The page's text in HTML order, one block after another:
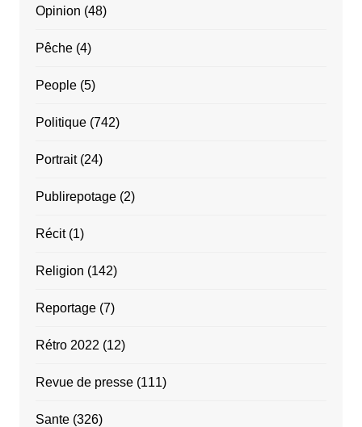
Opinion (48)
Pêche(4)
People(5)
Politique(742)
Portrait(24)
Publirepotage(2)
Récit(1)
Religion (142)
Reportage(7)
Rétro 2022 (12)
Revue de presse(111)
Sante(326)